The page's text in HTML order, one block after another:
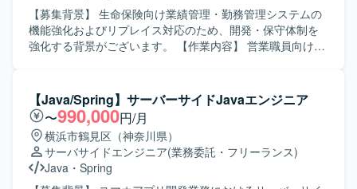
【募集背景】 生命保険向け業績管理・勤務管理システムの
機能強化およびリプレイス対応のため、開発・保守体制を
強化する背景がございます。 【作業内容】 営業職員向け勤
て、設計・開発・テスト・リリースまで一連の工程に携わ
っていただきます。要件や基本設計などの上流工程にも関
与いただき、関連システムとの連携や仕様調整を行ってい
ただきます。 【求める人物像】 長期的な参画を前提に、主
体的に課題発見・改善提案ができる方を求めております。5
名以上のチーム開発体制の中で、周囲と連携しながら自律
【Java/Spring】サーバーサイドJavaエンジニア
〜990,000円/月
横浜市鶴見区（神奈川県）
サーバサイドエンジニア(業務委託・フリーランス)
Java ・ Spring